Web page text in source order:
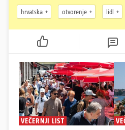
hrvatska otvorenje lidl